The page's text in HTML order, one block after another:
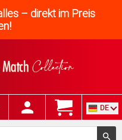
– direkt im Preis
DE